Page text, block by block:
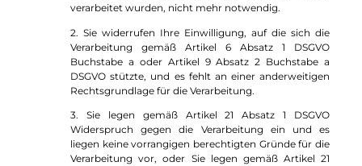
verarbeitet wurden, nicht mehr notwendig.
2. Sie widerrufen Ihre Einwilligung, auf die sich die
Verarbeitung gemäß Artikel 6 Absatz 1 DSGVO
Buchstabe a oder Artikel 9 Absatz 2 Buchstabe a
DSGVO stützte, und es fehlt an einer anderweitigen
Rechtsgrundlage für die Verarbeitung.
3. Sie legen gemäß Artikel 21 Absatz 1 DSGVO
Widerspruch gegen die Verarbeitung ein und es
liegen keine vorrangigen berechtigten Gründe für die
Verarbeitung vor, oder Sie legen gemäß Artikel 21